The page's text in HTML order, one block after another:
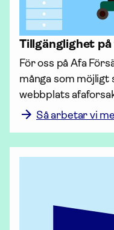
Tillgänglighet på
För oss på Afa
många som möjligt
webbplats
Så arbetar vi